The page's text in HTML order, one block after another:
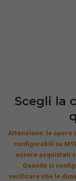
Scegli la
Attenzione: le opere
configurabili su
essere acquistati
Quando si
verificare che le